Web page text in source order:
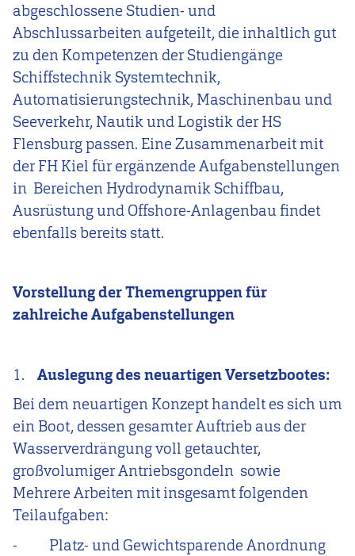
abgeschlossene Studien- und
Abschlussarbeiten aufgeteilt, die inhaltlich gut
zu den Kompetenzen der Studiengänge
Schiffstechnik Systemtechnik,
Automatisierungstechnik, Maschinenbau und
Seeverkehr, Nautik und Logistik der HS
Flensburg passen. Eine Zusammenarbeit mit
der FH Kiel für ergänzende Aufgabenstellungen
in Bereichen Hydrodynamik Schiffbau,
Ausrüstung und Offshore-Anlagenbau findet
ebenfalls bereits statt.
Vorstellung der Themengruppen für
zahlreiche Aufgabenstellungen
1.
Auslegung des neuartigen Versetzbootes:
Bei dem neuartigen Konzept handelt es sich um
ein Boot, dessen gesamter Auftrieb aus der
Wasserverdrängung voll getauchter,
großvolumiger Antriebsgondeln sowie
Mehrere Arbeiten mit insgesamt folgenden
Teilaufgaben:
-
Platz- und Gewichtsparende Anordnung